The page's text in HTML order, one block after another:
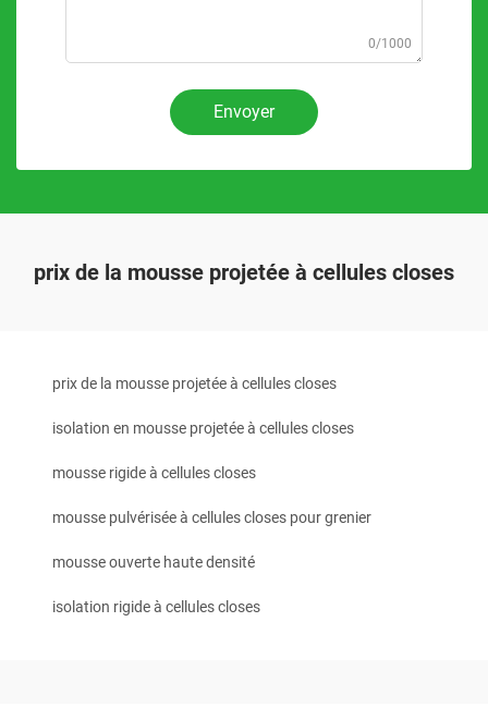
0/1000
Envoyer
prix de la mousse projetée à cellules closes
prix de la mousse projetée à cellules closes
isolation en mousse projetée à cellules closes
mousse rigide à cellules closes
mousse pulvérisée à cellules closes pour grenier
mousse ouverte haute densité
isolation rigide à cellules closes